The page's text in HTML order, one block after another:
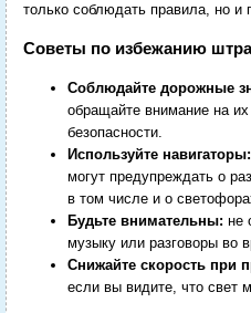
только соблюдать правила, но и
Советы по избежанию
Соблюдайте дорожные
обращайте внимание на
безопасности.
Используйте навигаторы:
могут предупреждать о
в том числе и о
Будьте внимательны: не
музыку или разговоры во
Снижайте скорость при
если вы видите, что свет